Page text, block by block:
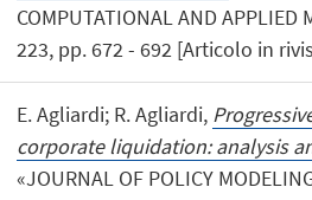
COMPUTATIONAL AND APPLIED
223, pp. 672 - 692 [Articolo in
E. Agliardi; R. Agliardi,
corporate liquidation: analysis
«JOURNAL OF POLICY